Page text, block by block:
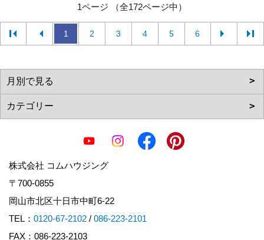
1ページ （全172ページ中）
1 2 3 4 5 6
株式会社 コムハウジング
〒700-0855
岡山市北区十日市中町6-22
TEL： 0120-67-2102 / 086-223-2101
FAX：086-223-2103